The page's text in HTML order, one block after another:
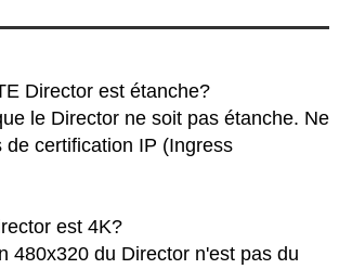
Director est étanche?
le Director ne soit pas étanche. Ne
de certification IP (Ingress
est 4K?
480x320 du Director n'est pas du